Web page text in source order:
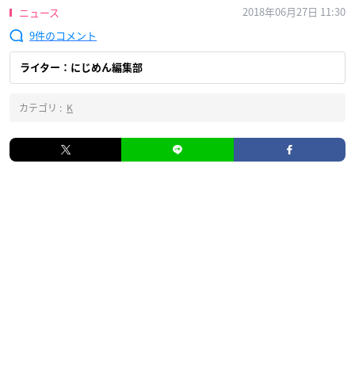
ニュース
2018年06月27日 11:30
9
ライター：にじめん編集部
カテゴリ : K